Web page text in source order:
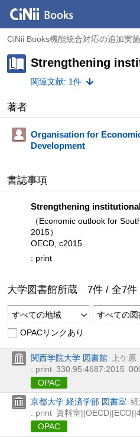
CiNii Books機能統合対応の追加実
Strengthening
関連文献: 1件
著者
Organisation for
Development
書誌事項
Strengthening
（Economic outlook for
2015）
OECD, c2015
: print
大学図書館所蔵 7件 / 全7件
すべての地域
すべての図
OPACリンクあり
関西学院大学 図書館
上ケ原
: print 330.95:4687:2015
OPAC
京都大学 経済学部 図書室
: print 資料室
OPAC